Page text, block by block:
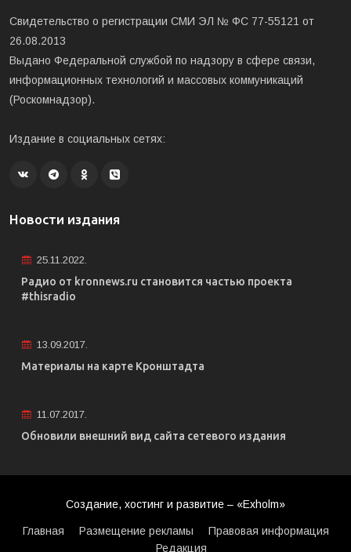
Свидетельство о регистрации СМИ ЭЛ № ФС 77-55121 от
26.08.2013
Выдано Федеральной службой по надзору в сфере связи,
информационных технологий и массовых коммуникаций
(Роскомнадзор).
Издание в социальных сетях:
Новости издания
25.11.2022.
Радио от kronnews.ru становится частью проекта
#thisradio
13.09.2017.
Материалы на карте Кронштадта
11.07.2017.
Обновили внешний вид сайта сетевого издания
Создание, хостинг и развитие – «Exholm»
Главная Размещение рекламы
Правовая информация
Редакция